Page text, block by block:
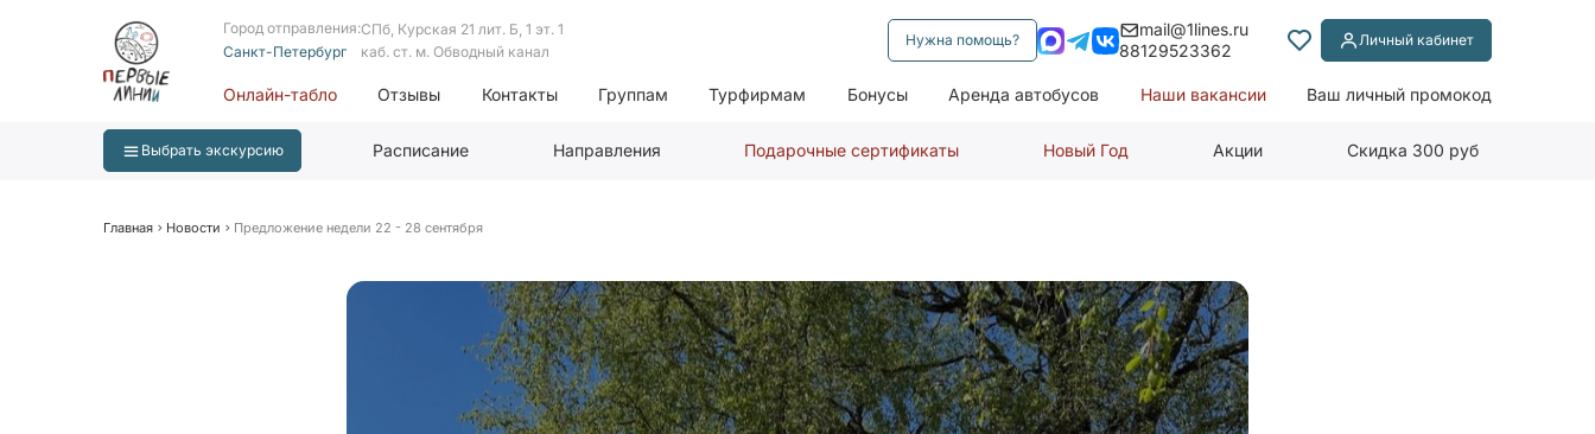
Город отправления:
Санкт-Петербург
СПб, Курская 21 лит. Б, 1 эт. 1
каб. ст. м. Обводный канал
Нужна помощь?
mail@1lines.ru
88129523362
Личный кабинет
Онлайн-табло Отзывы Контакты Группам Турфирмам Бонусы Аренда автобусов Наши вакансии Ваш личный промокод
Выбрать экскурсию Расписание Направления Подарочные сертификаты Новый Год Акции Скидка 300 руб
Главная Новости Предложение недели 22 - 28 сентября